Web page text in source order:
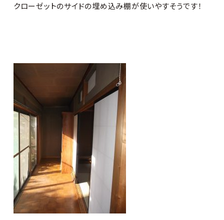
クローゼットのサイドの埋め込み棚が使いやすそうです！